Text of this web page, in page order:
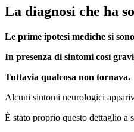
La diagnosi che ha
Le prime ipotesi mediche si
In presenza di sintomi così
Tuttavia qualcosa non tornava.
Alcuni sintomi neurologici
È stato proprio questo dettaglio a